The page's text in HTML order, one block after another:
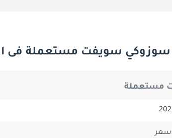
سوزوكي سويفت مستعملة فى
مستعملة
سعر